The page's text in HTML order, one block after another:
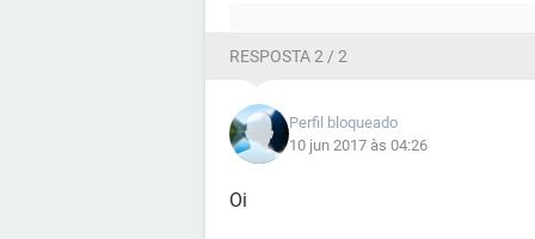
RESPOSTA 2 / 2
Perfil bloqueado
10 jun 2017 às 04:26
Oi